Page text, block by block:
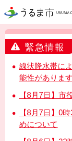
うるま市
緊急情報
線状降水帯に
能性があります
【8月7日】市
【8月7日】0
めについて